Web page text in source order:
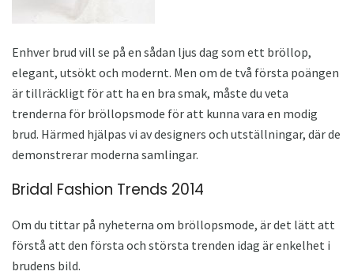
Enhver brud vill se på en sådan ljus dag som ett bröllop,
elegant, utsökt och modernt. Men om de två första poängen
är tillräckligt för att ha en bra smak, måste du veta
trenderna för bröllopsmode för att kunna vara en modig
brud. Härmed hjälpas vi av designers och utställningar, där de
demonstrerar moderna samlingar.
Bridal Fashion Trends 2014
Om du tittar på nyheterna om bröllopsmode, är det lätt att
förstå att den första och största trenden idag är enkelhet i
brudens bild.